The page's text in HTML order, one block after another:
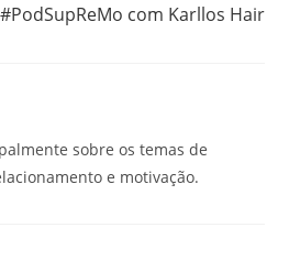
com Karllos Hair
sobre os temas de
e motivação.